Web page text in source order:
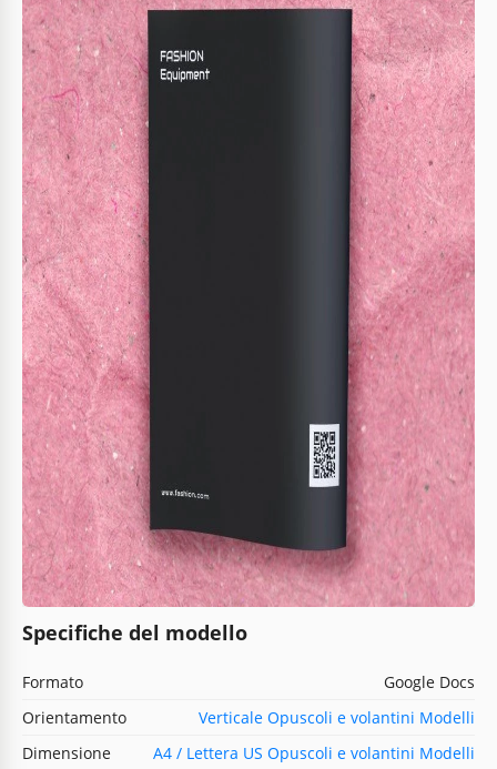
Specifiche del modello
Formato
Google Docs
Orientamento
Verticale Opuscoli e volantini Modelli
Dimensione
A4 / Lettera US Opuscoli e volantini Modelli